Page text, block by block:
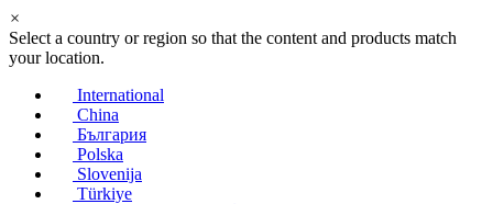
×
Select a country or region so that the content and products match
your location.
International
China
България
Polska
Slovenija
Türkiye